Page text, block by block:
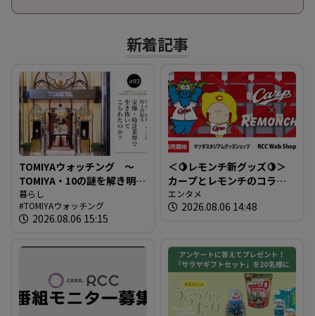
新着記事
TOMIYAウォッチング ～
TOMIYA・10の謎を解き明か
す～ 謎03 「なぜTOMIYAは
約1世紀も宝飾・時計業界で
生き抜いてこられたの
暮らし
TOMIYAウォッチング
2026.08.06 15:15
＜🍋レモンチ新グッズ🍋＞
カープとレモンチのコラボ
グッズが登場！
エンタメ
2026.08.06 14:48